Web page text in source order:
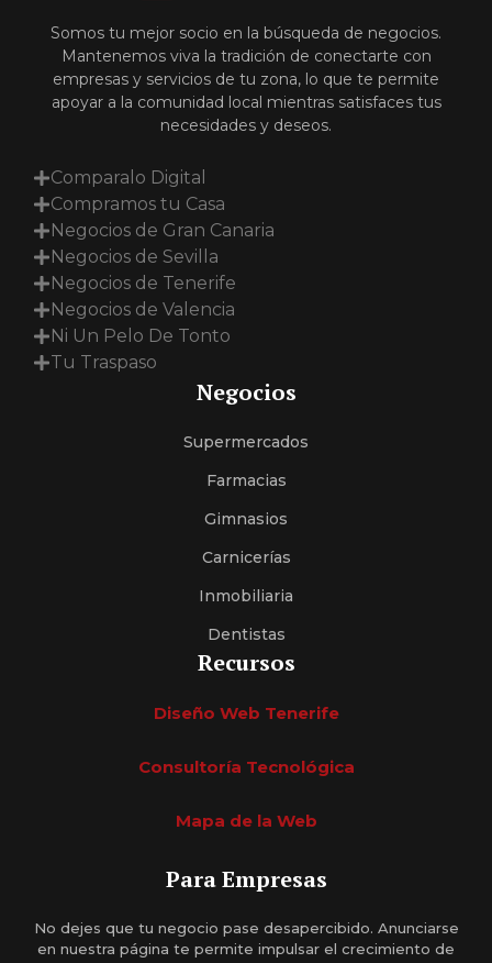
Somos tu mejor socio en la búsqueda de negocios.
Mantenemos viva la tradición de conectarte con
empresas y servicios de tu zona, lo que te permite
apoyar a la comunidad local mientras satisfaces tus
necesidades y deseos.
Comparalo Digital
Compramos tu Casa
Negocios de Gran Canaria
Negocios de Sevilla
Negocios de Tenerife
Negocios de Valencia
Ni Un Pelo De Tonto
Tu Traspaso
Negocios
Supermercados
Farmacias
Gimnasios
Carnicerías
Inmobiliaria
Dentistas
Recursos
Diseño Web Tenerife
Consultoría Tecnológica
Mapa de la Web
Para Empresas
No dejes que tu negocio pase desapercibido. Anunciarse
en nuestra página te permite impulsar el crecimiento de